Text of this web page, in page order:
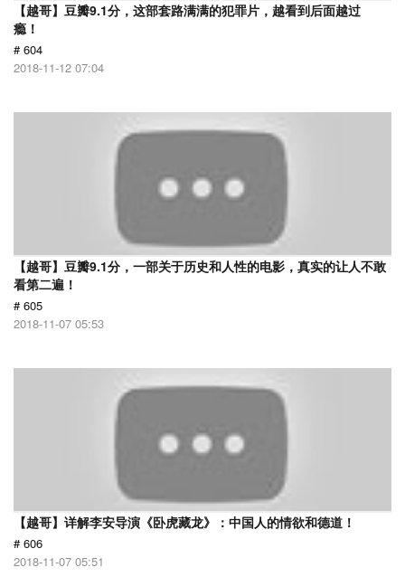
【越哥】豆瓣9.1分，这部套路满满的犯罪片，越看到后面越过
瘾！
# 604
2018-11-12 07:04
【越哥】豆瓣9.1分，一部关于历史和人性的电影，真实的让人不敢
看第二遍！
# 605
2018-11-07 05:53
【越哥】详解李安导演《卧虎藏龙》：中国人的情欲和德道！
# 606
2018-11-07 05:51